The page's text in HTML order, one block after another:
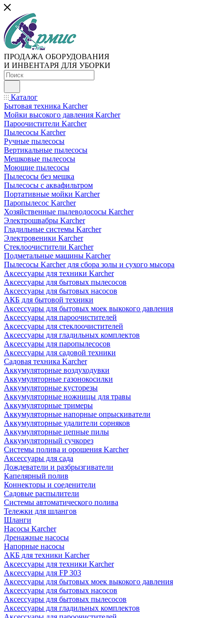
ПРОДАЖА ОБОРУДОВАНИЯ
И ИНВЕНТАРЯ ДЛЯ УБОРКИ
Каталог
Бытовая техника Karcher
Мойки высокого давления Karcher
Пароочистители Karcher
Пылесосы Karcher
Ручные пылесосы
Вертикальные пылесосы
Мешковые пылесосы
Моющие пылесосы
Пылесосы без мешка
Пылесосы с аквафильтром
Портативные мойки Karcher
Паропылесос Karcher
Хозяйственные пылеводососы Karcher
Электрошвабры Karcher
Гладильные системы Karcher
Электровеники Karcher
Стеклоочистители Karcher
Подметальные машины Karcher
Пылесосы Karcher для сбора золы и сухого мысора
Аксессуары для техники Karcher
Аксессуары для бытовых пылесосов
Аксессуары для бытовых насосов
АКБ для бытовой техники
Аксессуары для бытовых моек выкокого давления
Аксессуары для пароочистителей
Аксессуары для стеклоочистителей
Аксессуары для гладильных комплектов
Аксессуары для паропылесосов
Аксессуары для садовой техники
Садовая техника Karcher
Аккумуляторные воздуходувки
Аккумуляторные газонокосилки
Аккумуляторные кусторезы
Аккумуляторные ножницы для травы
Аккумуляторные тримеры
Аккумуляторные напорные опрыскиватели
Аккумуляторные удалители сорняков
Аккумуляторные цепные пилы
Аккумуляторный сучкорез
Системы полива и орошения Karcher
Аксессуары для сада
Дождеватели и разбрызгиватели
Капелярный полив
Коннекторы и соеденители
Садовые распылители
Системы автоматического полива
Тележки для шлангов
Шланги
Насосы Karcher
Дренажные насосы
Напорные насосы
АКБ для техники Karcher
Аксессуары для техники Karcher
Аксессуары для FP 303
Аксессуары для бытовых моек выкокого давления
Аксессуары для бытовых насосов
Аксессуары для бытовых пылесосов
Аксессуары для гладильных комплектов